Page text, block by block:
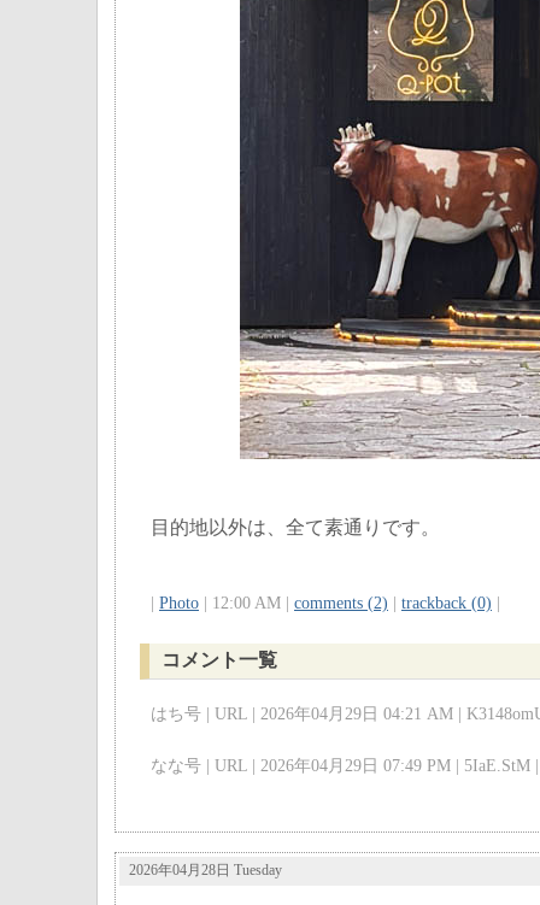
目的地以外は、全て素通りです。
Photo | 12:00 AM | comments (2) trackback (0)
コメント一覧
はち号 | URL | 2026年04月29日 04:21 AM |
なな号 | URL | 2026年04月29日 07:49 PM | 5IaE.StM |
2026年04月28日 Tuesday